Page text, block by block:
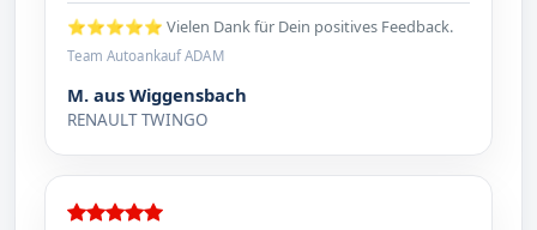
⭐⭐⭐⭐⭐ Vielen Dank für Dein positives Feedback.
Team Autoankauf ADAM
M. aus Wiggensbach
RENAULT TWINGO